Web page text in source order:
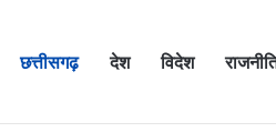
छत्तीसगढ़ देश विदेश